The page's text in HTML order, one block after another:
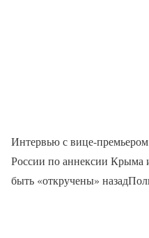
Интервью с вице-
России по аннексии Крыма
быть «откручены»